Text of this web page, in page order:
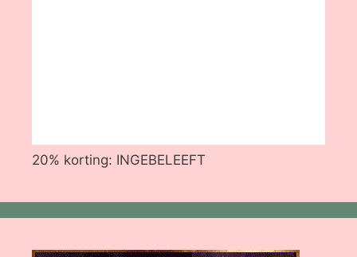
20% korting: INGEBELEEFT